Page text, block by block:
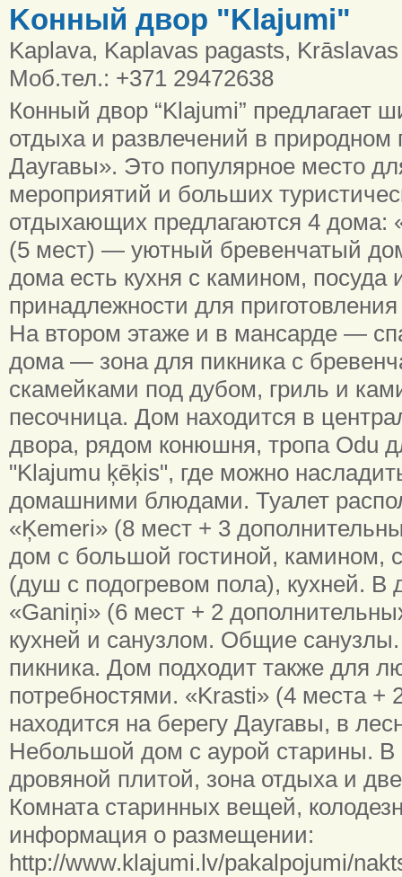
Kонный двор "Klajumi"
Kaplava, Kaplavas pagasts,
Моб.тел.: +371 29472638
Конный двор “Klajumi” предлагает
отдыха и развлечений в природном
Даугавы». Это популярное место
мероприятий и больших
отдыхающих предлагаются 4 домa:
(5 мест) — уютный бревенчатый
дома есть кухня с камином, посуда
принадлежности для
На втором этаже и в мансарде —
дома — зона для пикника с
скамейками под дубом, гриль и
песочница. Дом находится в
двора, рядом конюшня, тропа Odu
"Klajumu ķēķis", где можно
домашними блюдами. Туалет
«Ķemeri» (8 мест + 3
дом с большой гостиной, камином,
(душ с подогревом пола), кухней. В
«Ganiņi» (6 мест + 2
кухней и санузлом. Общие
пикника. Дом подходит также для
потребностями. «Krasti» (4 места
находится на берегу Даугавы, в
Небольшой дом с аурой старины. В
дровяной плитой, зона отдыха и
Комната старинных вещей,
информация о размещении:
http://www.klajumi.lv/pakalpojumi/